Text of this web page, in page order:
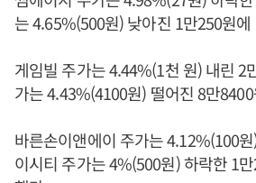
는 4.65%(500원) 낮아진 1만250원
게임빌 주가는 4.44%(1천 원) 내린 2
가는 4.43%(4100원) 떨어진 8만
바른손이앤에이 주가는 4.12%(100
이시티 주가는 4%(500원) 하락한 1